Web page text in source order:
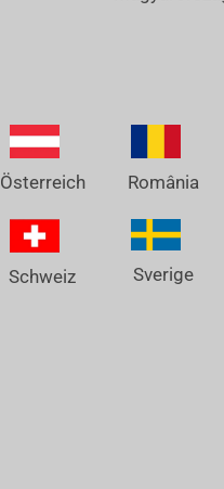
Österreich România
Schweiz Sverige